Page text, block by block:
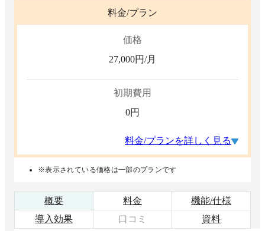
料金/プラン
価格
27,000円/月
初期費用
0円
料金/プランを詳しく見る
※表示されている価格は一部のプランです
概要 料金
機能/仕様
導入効果
口コミ 資料